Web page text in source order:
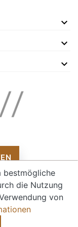
und zzgl.
bestmögliche
die Nutzung
von